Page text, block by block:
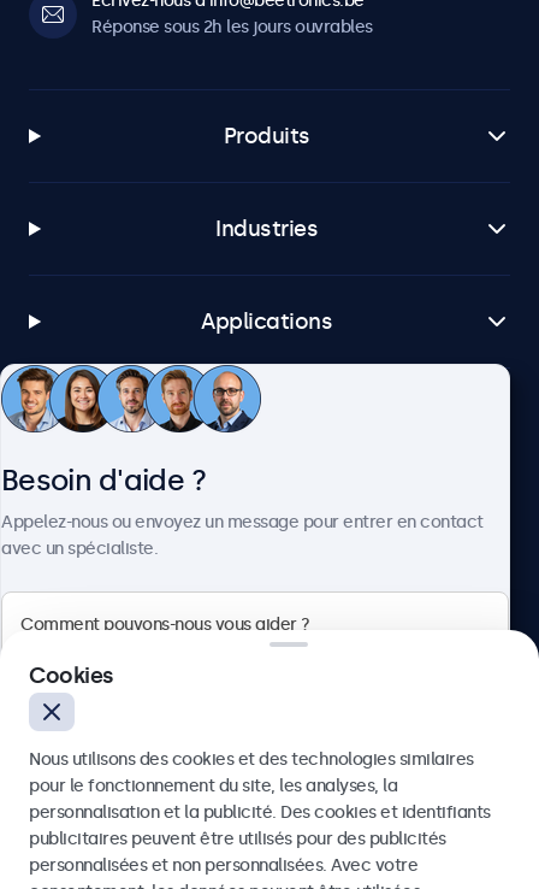
Réponse sous 2h les jours ouvrables
Produits
Industries
Applications
Service client
4.8/5 noté par 5000+ entreprises
Français
Besoin d'aide ?
Appelez-nous ou envoyez un message pour entrer en contact
avec un spécialiste.
Envoyer
Cookies
Nous utilisons des cookies et des technologies similaires
pour le fonctionnement du site, les analyses, la
personnalisation et la publicité. Des cookies et identifiants
publicitaires peuvent être utilisés pour des publicités
personnalisées et non personnalisées. Avec votre